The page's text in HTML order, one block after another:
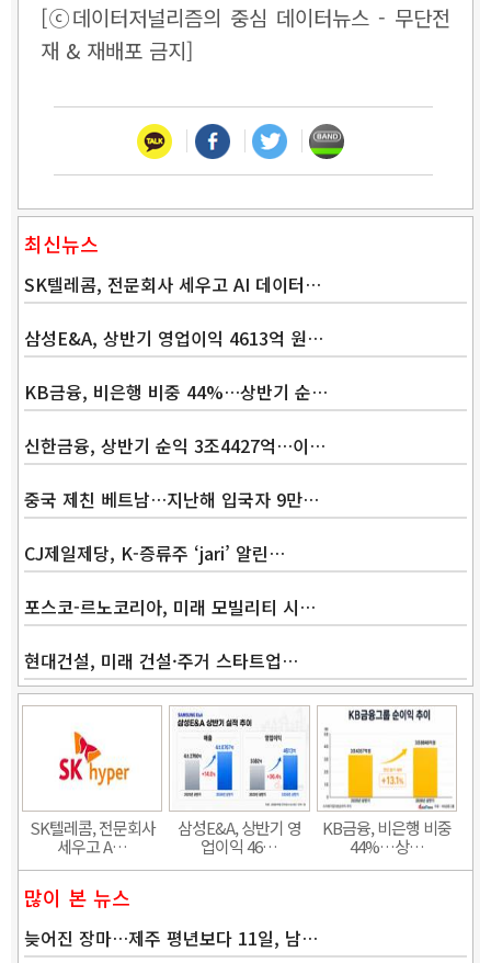
[ⓒ데이터저널리즘의 중심 데이터뉴스 - 무단전
재 & 재배포 금지]
최신뉴스
SK텔레콤, 전문회사 세우고 AI 데이터…
삼성E&A, 상반기 영업이익 4613억 원…
KB금융, 비은행 비중 44%…상반기 순…
신한금융, 상반기 순익 3조4427억…이…
중국 제친 베트남…지난해 입국자 9만…
CJ제일제당, K-증류주 ‘jari’ 알린…
포스코-르노코리아, 미래 모빌리티 시…
현대건설, 미래 건설·주거 스타트업…
SK텔레콤, 전문회사
세우고 A…
삼성E&A, 상반기 영
업이익 46…
KB금융, 비은행 비중
44%…상…
많이 본 뉴스
늦어진 장마…제주 평년보다 11일, 남…